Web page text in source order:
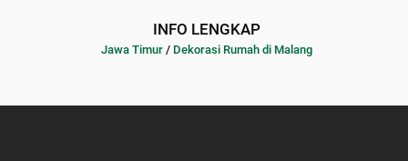
INFO LENGKAP
Jawa Timur / Dekorasi Rumah di Malang